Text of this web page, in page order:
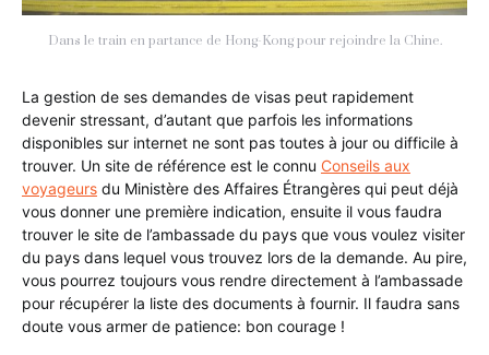
Dans le train en partance de Hong-Kong pour rejoindre la Chine.
La gestion de ses demandes de visas peut rapidement
devenir stressant, d’autant que parfois les informations
disponibles sur internet ne sont pas toutes à jour ou difficile à
trouver. Un site de référence est le connu Conseils aux
voyageurs du Ministère des Affaires Étrangères qui peut déjà
vous donner une première indication, ensuite il vous faudra
trouver le site de l’ambassade du pays que vous voulez visiter
du pays dans lequel vous trouvez lors de la demande. Au pire,
vous pourrez toujours vous rendre directement à l’ambassade
pour récupérer la liste des documents à fournir. Il faudra sans
doute vous armer de patience: bon courage !